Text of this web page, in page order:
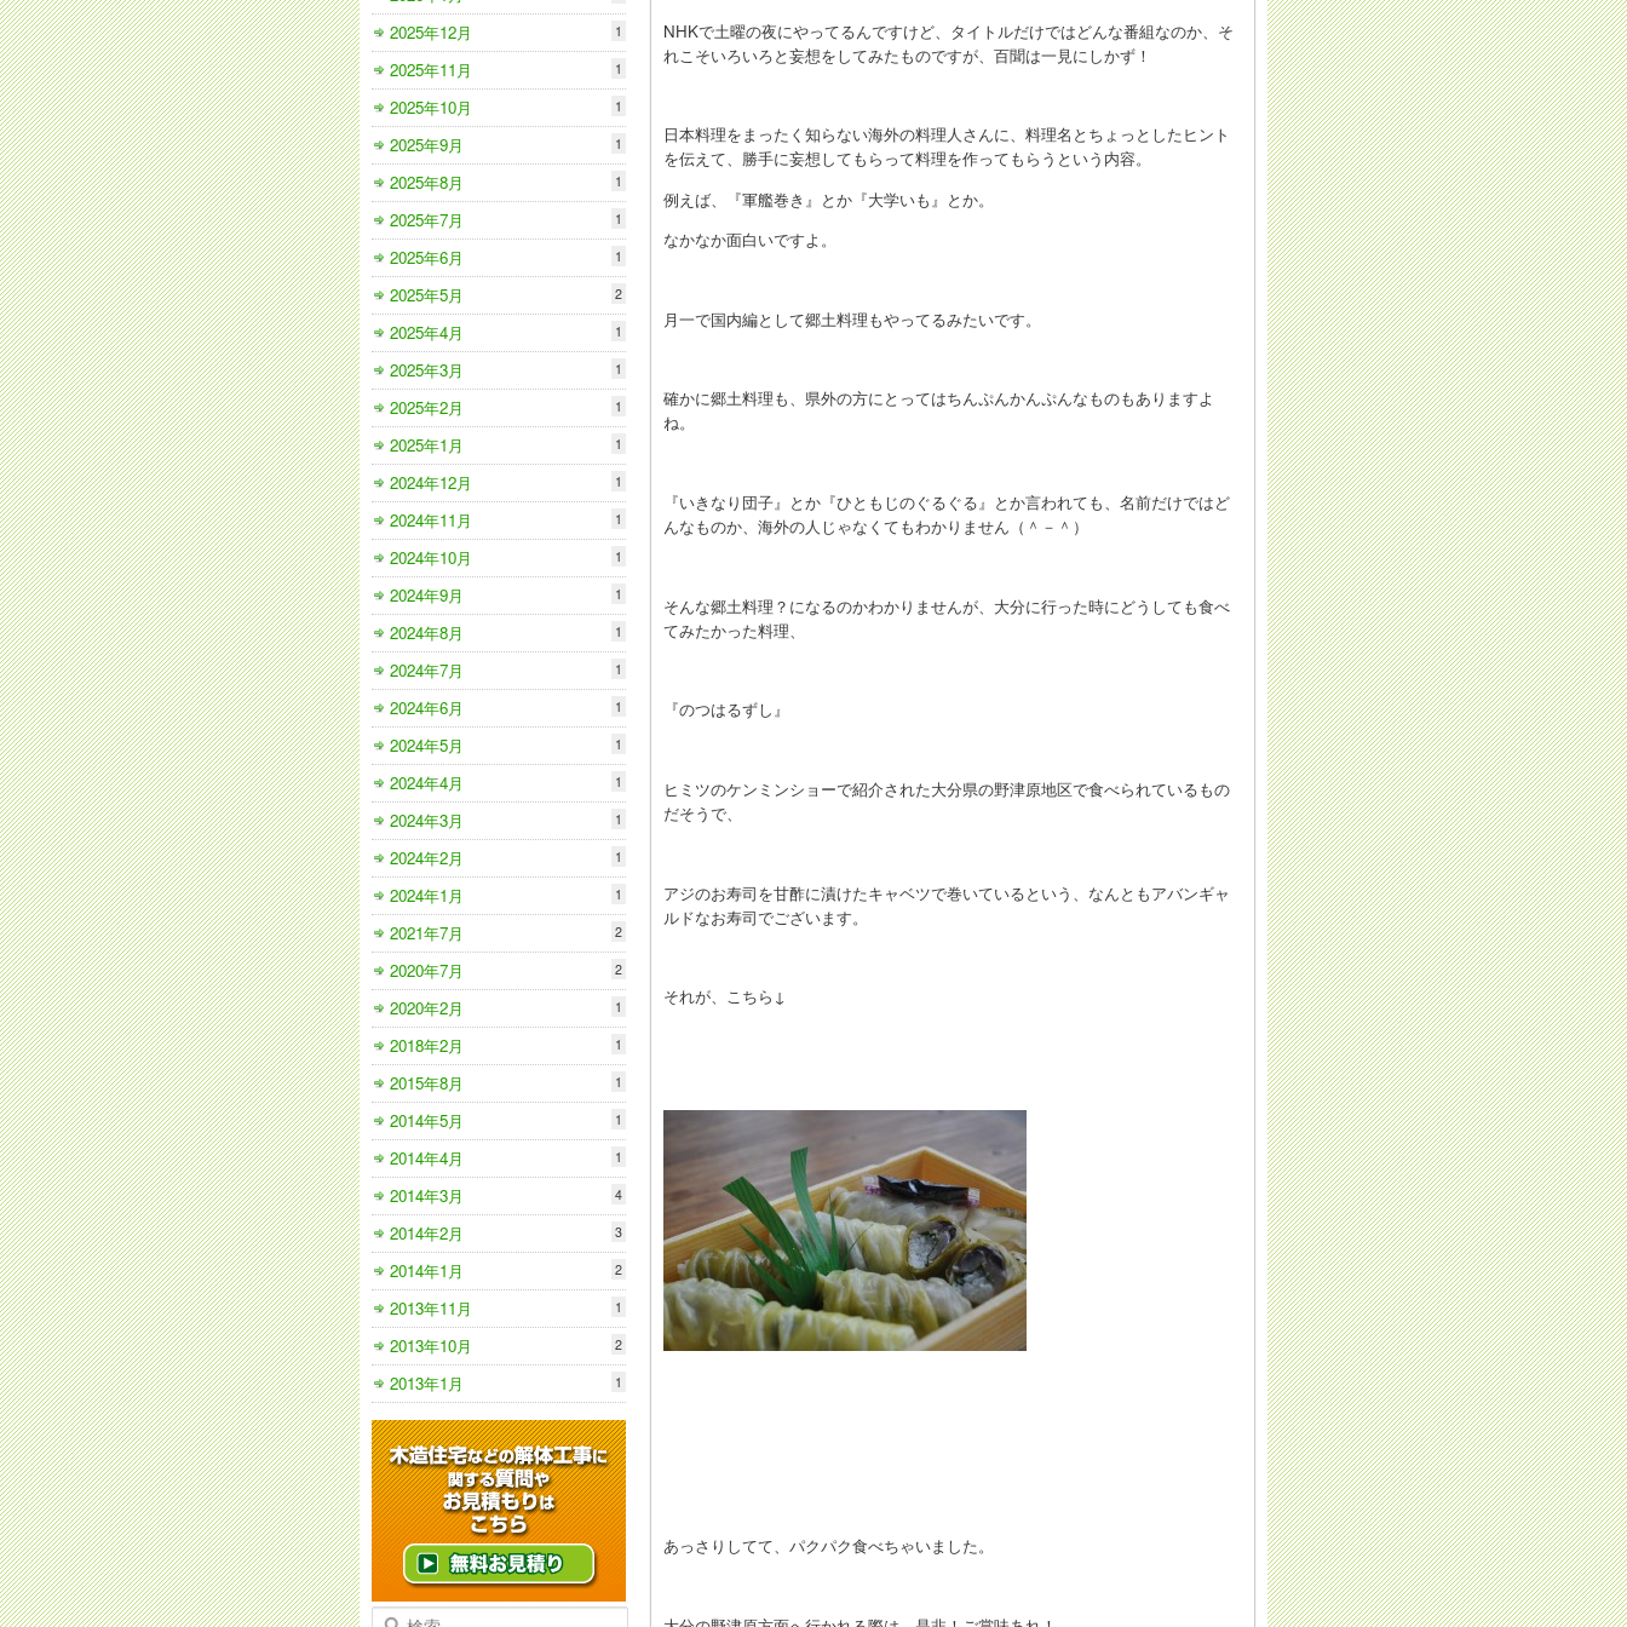
NHKで土曜の夜にやってるんですけど、タイトルだけではどんな番組なのか、そ
れこそいろいろと妄想をしてみたものですが、百聞は一見にしかず！
日本料理をまったく知らない海外の料理人さんに、料理名とちょっとしたヒント
を伝えて、勝手に妄想してもらって料理を作ってもらうという内容。
例えば、『軍艦巻き』とか『大学いも』とか。
なかなか面白いですよ。
月一で国内編として郷土料理もやってるみたいです。
確かに郷土料理も、県外の方にとってはちんぷんかんぷんなものもありますよ
ね。
『いきなり団子』とか『ひともじのぐるぐる』とか言われても、名前だけではど
んなものか、海外の人じゃなくてもわかりません（＾－＾）
そんな郷土料理？になるのかわかりませんが、大分に行った時にどうしても食べ
てみたかった料理、
『のつはるずし』
ヒミツのケンミンショーで紹介された大分県の野津原地区で食べられているもの
だそうで、
アジのお寿司を甘酢に漬けたキャベツで巻いているという、なんともアバンギャ
ルドなお寿司でございます。
それが、こちら↓
あっさりしてて、パクパク食べちゃいました。
2025年12月 1
2025年11月 1
2025年10月 1
2025年9月 1
2025年8月 1
2025年7月 1
2025年6月 1
2025年5月 2
2025年4月 1
2025年3月 1
2025年2月 1
2025年1月 1
2024年12月 1
2024年11月 1
2024年10月 1
2024年9月 1
2024年8月 1
2024年7月 1
2024年6月 1
2024年5月 1
2024年4月 1
2024年3月 1
2024年2月 1
2024年1月 1
2021年7月 2
2020年7月 2
2020年2月 1
2018年2月 1
2015年8月 1
2014年5月 1
2014年4月 1
2014年3月 4
2014年2月 3
2014年1月 2
2013年11月 1
2013年10月 2
2013年1月 1